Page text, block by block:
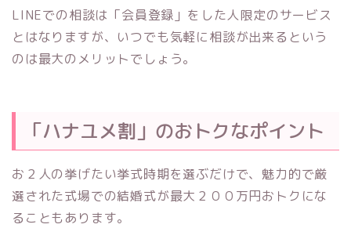
LINEでの相談は「会員登録」をした人限定のサービス
とはなりますが、いつでも気軽に相談が出来るという
のは最大のメリットでしょう。
「ハナユメ割」のおトクなポイント
お２人の挙げたい挙式時期を選ぶだけで、魅力的で厳
選された式場での結婚式が最大２００万円おトクにな
ることもあります。